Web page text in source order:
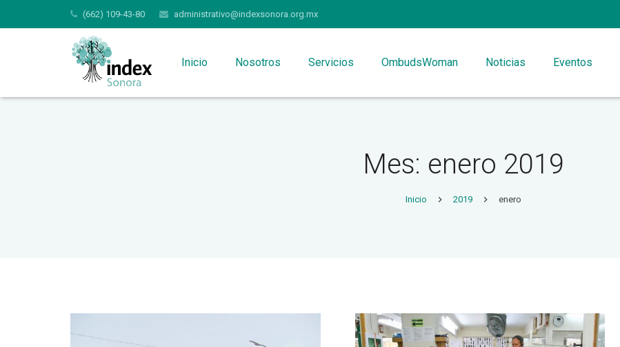
(662) 109-43-80 administrativo@indexsonora.org.mx
Inicio Nosotros Servicios OmbudsWoman Noticias Eventos
Mes: enero 2019
Inicio 2019 enero